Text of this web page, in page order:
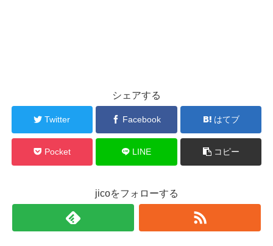
シェアする
Twitter Facebook はてブ
Pocket LINE コピー
jicoをフォローする